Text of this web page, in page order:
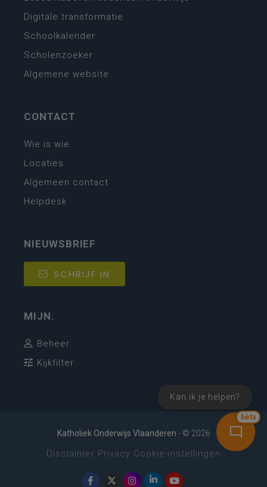
bèta
Kan ik je helpen?
Digitale transformatie
Schoolkalender
Scholenzoeker
Algemene website
CONTACT
Wie is wie
Locaties
Algemeen contact
Helpdesk
NIEUWSBRIEF
SCHRIJF IN
MIJN.
Beheer
Kijkfilter
Katholiek Onderwijs Vlaanderen - © 2026
Disclaimer Privacy Cookie-instellingen